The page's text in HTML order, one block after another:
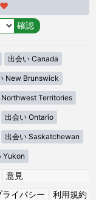
出会い Canada
New Brunswick
Northwest Territories
出会い Ontario
出会い Saskatchewan
Yukon
意見
ライバシー
利用規約